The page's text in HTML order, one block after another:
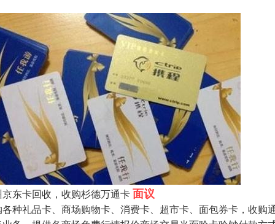
东卡回收，收购杉德万通卡面议
种礼品卡、商场购物卡、消费卡、超市卡、面包券卡，收